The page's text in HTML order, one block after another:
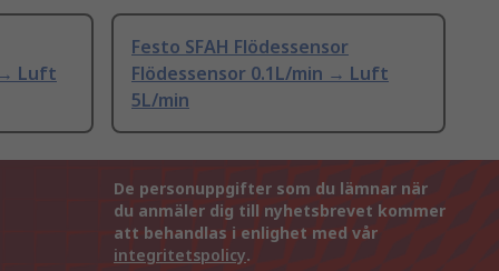
→ Luft
Festo SFAH Flödessensor
Flödessensor 0.1L/min → Luft
5L/min
De personuppgifter som du lämnar när
du anmäler dig till nyhetsbrevet kommer
att behandlas i enlighet med vår
integritetspolicy.